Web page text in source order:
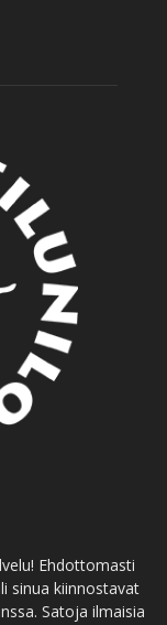
Ehdottomasti
sinua kiinnostavat
Satoja ilmaisia